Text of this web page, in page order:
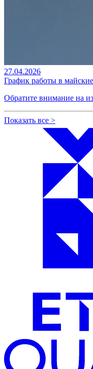
27.04.2026
График работы в
Обратите внимание на
Показать все >